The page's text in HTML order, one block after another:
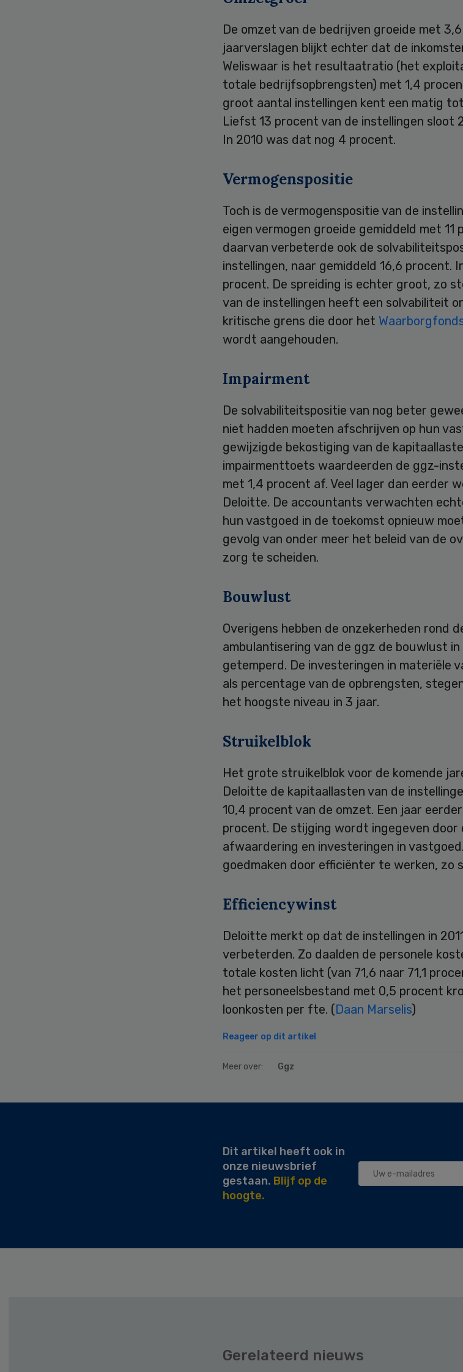
De omzet van de bedrijven groeide met
jaarverslagen blijkt echter dat de
Weliswaar is het resultaatratio (het
totale bedrijfsopbrengsten) met 1,4
groot aantal instellingen kent een matig
Liefst 13 procent van de instellingen sloot
In 2010 was dat nog 4 procent.
Vermogenspositie
Toch is de vermogenspositie van de
eigen vermogen groeide gemiddeld met 11
daarvan verbeterde ook de
instellingen, naar gemiddeld 16,6 procent.
procent. De spreiding is echter groot, zo
van de instellingen heeft een solvabiliteit
kritische grens die door het
wordt aangehouden.
Impairment
De solvabiliteitspositie van nog beter
niet hadden moeten afschrijven op hun
gewijzigde bekostiging van de
impairmenttoets waardeerden de ggz-
met 1,4 procent af. Veel lager dan eerder
Deloitte. De accountants verwachten
hun vastgoed in de toekomst opnieuw
gevolg van onder meer het beleid van de
zorg te scheiden.
Bouwlust
Overigens hebben de onzekerheden rond
ambulantisering van de ggz de bouwlust
getemperd. De investeringen in materiële
als percentage van de opbrengsten,
het hoogste niveau in 3 jaar.
Struikelblok
Het grote struikelblok voor de komende
Deloitte de kapitaallasten van de
10,4 procent van de omzet. Een jaar
procent. De stijging wordt ingegeven door
afwaardering en investeringen in
goedmaken door efficiënter te werken, zo
Efficiencywinst
Deloitte merkt op dat de instellingen in
verbeterden. Zo daalden de personele
totale kosten licht (van 71,6 naar 71,1
het personeelsbestand met 0,5 procent
loonkosten per fte. (Daan Marselis)
Reageer op dit artikel
Meer over: Ggz
Secondary
Dit artikel heeft ook in
onze nieuwsbrief
gestaan. Blijf op de
hoogte.
Gerelateerd nieuws